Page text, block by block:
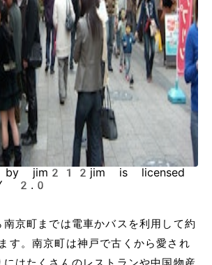
） by jim212jim is licensed
2.0
京町までは電車かバスを利用して約
。南京町は神戸で古くから愛され